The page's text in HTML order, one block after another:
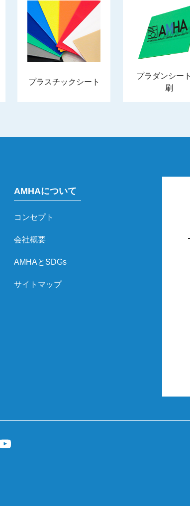
プラスチックシート
プラダンシー
刷
AMHAについて
コンセプト
会社概要
AMHAとSDGs
サイトマップ